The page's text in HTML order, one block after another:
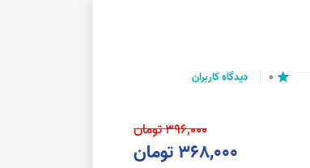
star
0 دیدگاه کاربران
396,000 تومان
368,000 تومان